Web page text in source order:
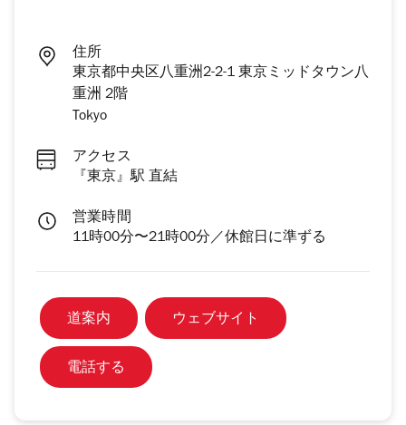
住所
東京都中央区八重洲2-2-1 東京ミッドタウン八
重洲 2階
Tokyo
アクセス
『東京』駅 直結
営業時間
11時00分〜21時00分／休館日に準ずる
道案内 ウェブサイト
電話する